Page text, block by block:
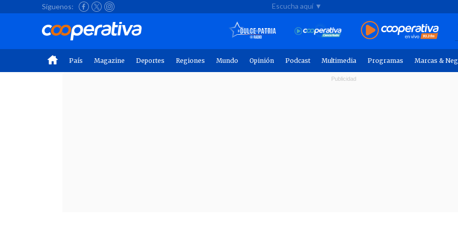
Síguenos: Escucha aquí ▼
País Magazine Deportes Regiones Mundo Opinión Podcast Multimedia Programas Marcas &